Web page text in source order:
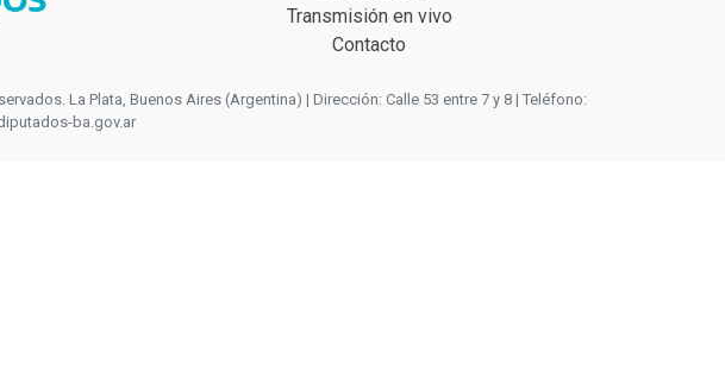
Transmisión en vivo
Contacto
La Plata, Buenos Aires (Argentina) | Dirección: Calle 53 entre 7 y 8 | Teléfono:
ba.gov.ar